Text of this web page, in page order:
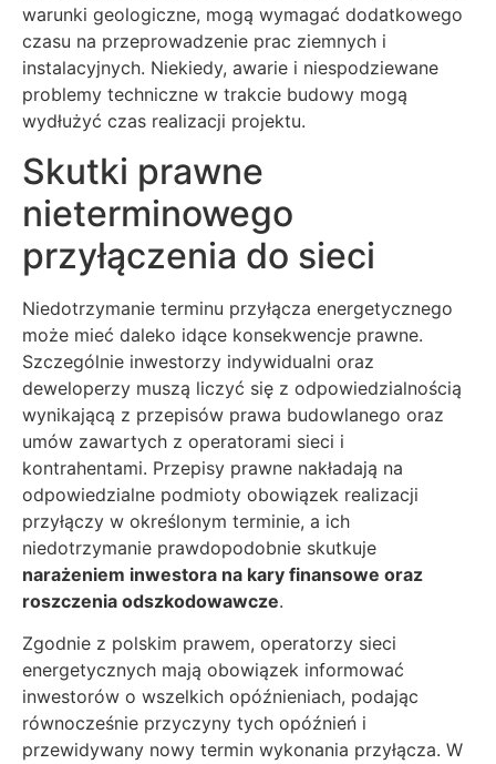
warunki geologiczne, mogą wymagać dodatkowego
czasu na przeprowadzenie prac ziemnych i
instalacyjnych. Niekiedy, awarie i niespodziewane
problemy techniczne w trakcie budowy mogą
wydłużyć czas realizacji projektu.
Skutki prawne
nieterminowego
przyłączenia do sieci
Niedotrzymanie terminu przyłącza energetycznego
może mieć daleko idące konsekwencje prawne.
Szczególnie inwestorzy indywidualni oraz
deweloperzy muszą liczyć się z odpowiedzialnością
wynikającą z przepisów prawa budowlanego oraz
umów zawartych z operatorami sieci i
kontrahentami. Przepisy prawne nakładają na
odpowiedzialne podmioty obowiązek realizacji
przyłączy w określonym terminie, a ich
niedotrzymanie prawdopodobnie skutkuje
narażeniem inwestora na kary finansowe oraz
roszczenia odszkodowawcze.
Zgodnie z polskim prawem, operatorzy sieci
energetycznych mają obowiązek informować
inwestorów o wszelkich opóźnieniach, podając
równocześnie przyczyny tych opóźnień i
przewidywany nowy termin wykonania przyłącza. W